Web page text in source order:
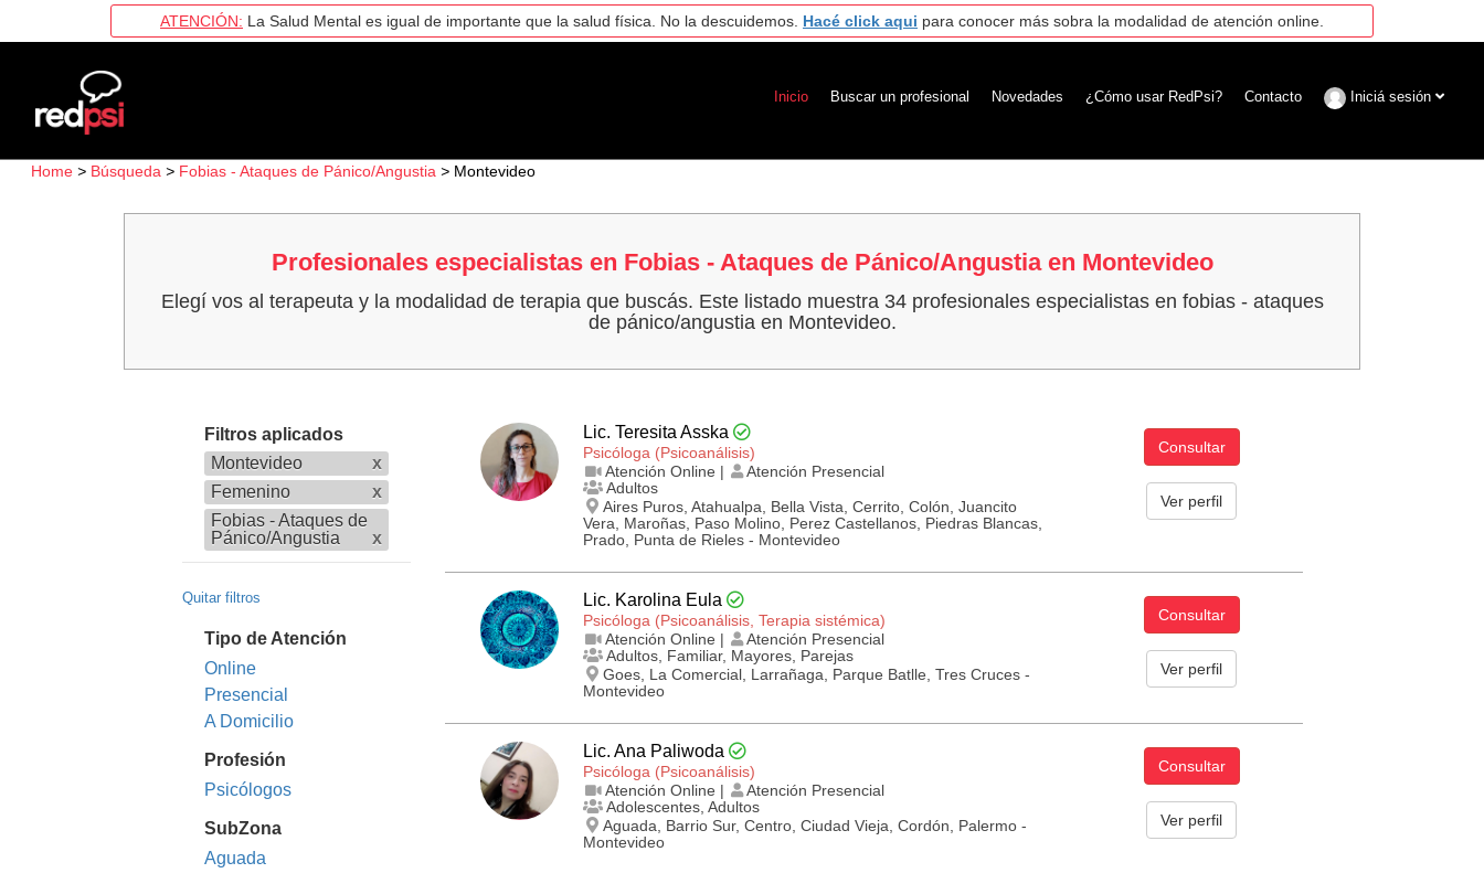
ATENCIÓN: La Salud Mental es igual de importante que la salud física. No la descuidemos. Hacé click aqui para conocer más sobra la modalidad de atención online.
Inicio Buscar un profesional Novedades ¿Cómo usar RedPsi? Contacto Iniciá sesión
Home > Búsqueda > Fobias - Ataques de Pánico/Angustia > Montevideo
Profesionales especialistas en Fobias - Ataques de Pánico/Angustia en Montevideo
Elegí vos al terapeuta y la modalidad de terapia que buscás. Este listado muestra 34 profesionales especialistas en fobias - ataques
de pánico/angustia en Montevideo.
Filtros aplicados
Montevideo
x
Femenino
x
Fobias - Ataques de
Pánico/Angustia
x
Quitar filtros
Tipo de Atención
Online
Presencial
A Domicilio
Profesión
Psicólogos
SubZona
Aguada
Lic. Teresita Asska
Psicóloga (Psicoanálisis)
Atención Online |
Atención Presencial
Adultos
Aires Puros, Atahualpa, Bella Vista, Cerrito, Colón, Juancito
Vera, Maroñas, Paso Molino, Perez Castellanos, Piedras Blancas,
Prado, Punta de Rieles - Montevideo
Consultar
Ver perfil
Lic. Karolina Eula
Psicóloga (Psicoanálisis, Terapia sistémica)
Atención Online |
Atención Presencial
Adultos, Familiar, Mayores, Parejas
Goes, La Comercial, Larrañaga, Parque Batlle, Tres Cruces -
Montevideo
Consultar
Ver perfil
Lic. Ana Paliwoda
Psicóloga (Psicoanálisis)
Atención Online |
Atención Presencial
Adolescentes, Adultos
Aguada, Barrio Sur, Centro, Ciudad Vieja, Cordón, Palermo -
Montevideo
Consultar
Ver perfil